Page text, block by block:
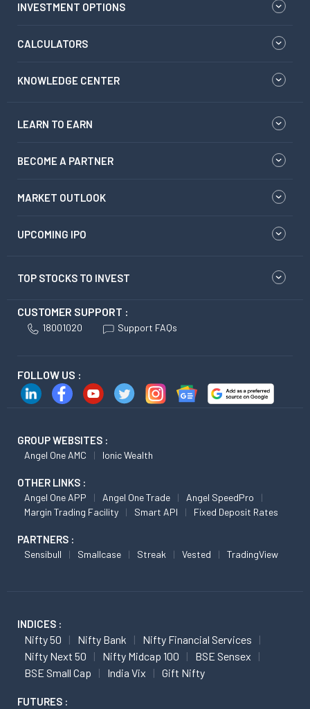
INVESTMENT OPTIONS
CALCULATORS
KNOWLEDGE CENTER
LEARN TO EARN
BECOME A PARTNER
MARKET OUTLOOK
UPCOMING IPO
TOP STOCKS TO INVEST
CUSTOMER SUPPORT :
18001020 Support FAQs
FOLLOW US :
GROUP WEBSITES :
Angel One AMC Ionic Wealth
OTHER LINKS :
Angel One APP Angel One Trade
Angel SpeedPro
Margin Trading Facility
Smart API Fixed Deposit Rates
PARTNERS :
Sensibull Smallcase Streak Vested TradingView
INDICES :
Nifty 50 Nifty Bank
Nifty Financial Services
Nifty Next 50
Nifty Midcap 100
BSE Sensex
BSE Small Cap
India Vix Gift Nifty
FUTURES :